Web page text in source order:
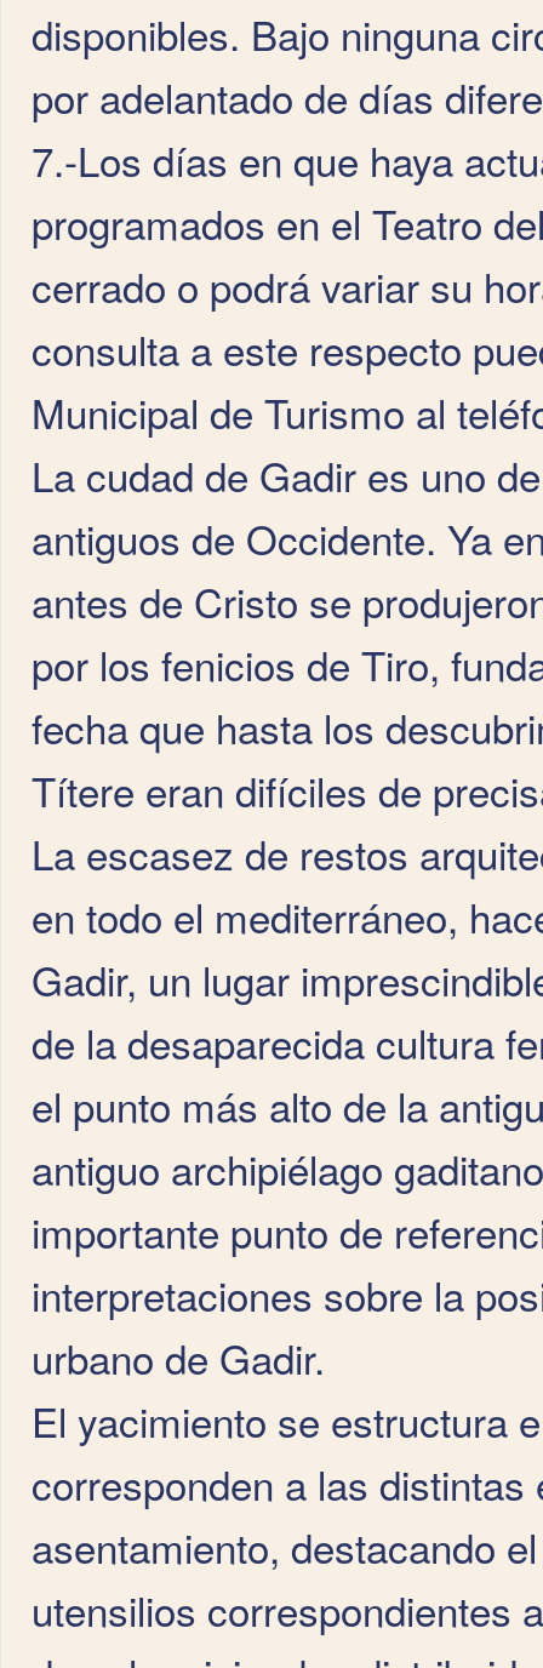
disponibles. Bajo ninguna
por adelantado de días
7.-Los días en que haya
programados en el Teatro
cerrado o podrá variar su
consulta a este respecto
Municipal de Turismo al
La cudad de Gadir es uno
antiguos de Occidente. Ya
antes de Cristo se
por los fenicios de Tiro,
fecha que hasta los
Títere eran difíciles de
La escasez de restos
en todo el mediterráneo,
Gadir, un lugar
de la desaparecida cultura
el punto más alto de la
antiguo archipiélago
importante punto de
interpretaciones sobre la
urbano de Gadir.
El yacimiento se estructura
corresponden a las
asentamiento, destacando
utensilios correspondientes